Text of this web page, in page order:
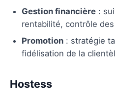
Gestion financière :
rentabilité, contrôle
Promotion : stratégie
fidélisation de la
Hostess